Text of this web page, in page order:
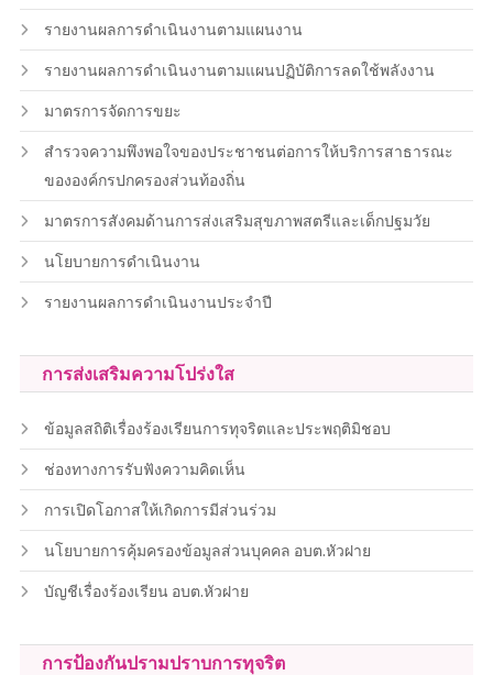
รายงานผลการดำเนินงานตามแผนงาน
รายงานผลการดำเนินงานตามแผนปฏิบัติการลดใช้พลังงาน
มาตรการจัดการขยะ
สำรวจความพึงพอใจของประชาชนต่อการให้บริการสาธารณะ
ขององค์กรปกครองส่วนท้องถิ่น
มาตรการสังคมด้านการส่งเสริมสุขภาพสตรีและเด็กปฐมวัย
นโยบายการดำเนินงาน
รายงานผลการดำเนินงานประจำปี
การส่งเสริมความโปร่งใส
ข้อมูลสถิติเรื่องร้องเรียนการทุจริตและประพฤติมิชอบ
ช่องทางการรับฟังความคิดเห็น
การเปิดโอกาสให้เกิดการมีส่วนร่วม
นโยบายการคุ้มครองข้อมูลส่วนบุคคล อบต.หัวฝาย
บัญชีเรื่องร้องเรียน อบต.หัวฝาย
การป้องกันปรามปราบการทุจริต